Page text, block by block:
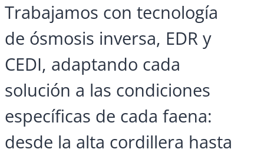
Trabajamos con tecnología
de ósmosis inversa, EDR y
CEDI, adaptando cada
solución a las condiciones
específicas de cada faena:
desde la alta cordillera hasta